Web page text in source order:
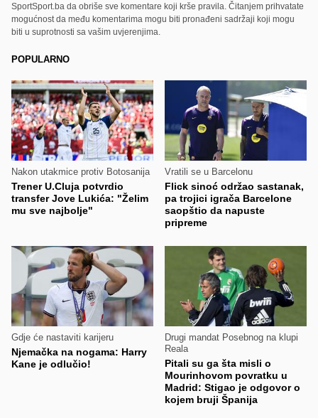
SportSport.ba da obriše sve komentare koji krše pravila. Čitanjem prihvatate
mogućnost da među komentarima mogu biti pronađeni sadržaji koji mogu
biti u suprotnosti sa vašim uvjerenjima.
POPULARNO
Nakon utakmice protiv Botosanija
Trener U.Cluja potvrdio
transfer Jove Lukića: "Želim
mu sve najbolje"
Vratili se u Barcelonu
Flick sinoć održao sastanak,
pa trojici igrača Barcelone
saopštio da napuste
pripreme
Gdje će nastaviti karijeru
Njemačka na nogama: Harry
Kane je odlučio!
Drugi mandat Posebnog na klupi
Reala
Pitali su ga šta misli o
Mourinhovom povratku u
Madrid: Stigao je odgovor o
kojem bruji Španija